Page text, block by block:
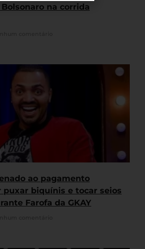
na corrida
ao pagamento
puxar biquínis e tocar seios
Farofa da GKAY